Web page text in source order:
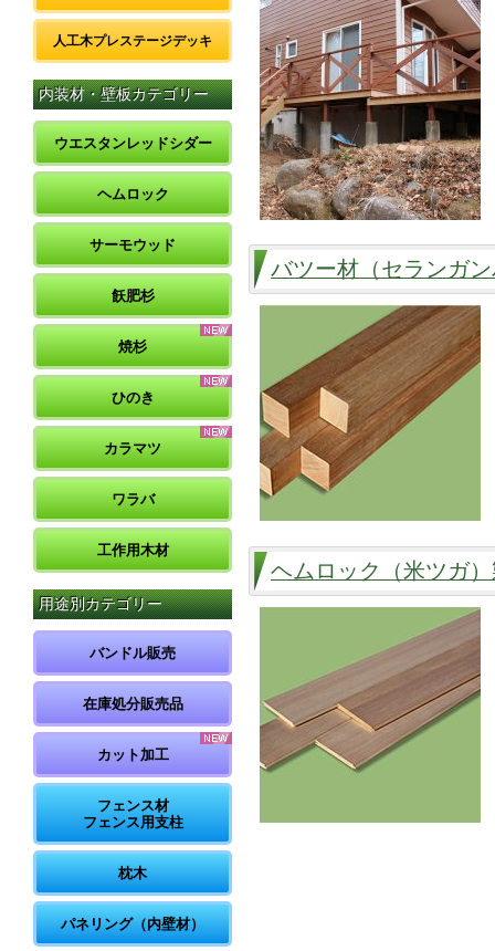
人工木プレステージデッキ
内装材・壁板カテゴリー
ウエスタンレッドシダー
ヘムロック
サーモウッド
飫肥杉
焼杉
ひのき
カラマツ
ワラバ
工作用木材
用途別カテゴリー
バンドル販売
在庫処分販売品
カット加工
フェンス材
フェンス用支柱
枕木
パネリング（内壁材）
バツー材（セラン
ヘムロック（米ツガ